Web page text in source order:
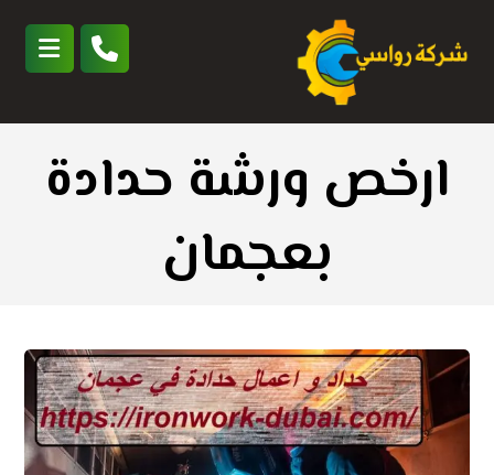
ارخص ورشة حدادة
بعجمان